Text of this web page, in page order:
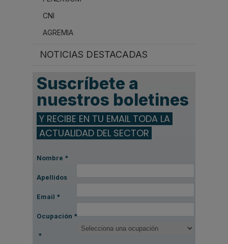
CNI
AGREMIA
NOTICIAS DESTACADAS
Suscríbete a
nuestros boletines
Y RECIBE EN TU EMAIL TODA LA
ACTUALIDAD DEL SECTOR
Nombre *
Apellidos
Email *
Ocupación *
*